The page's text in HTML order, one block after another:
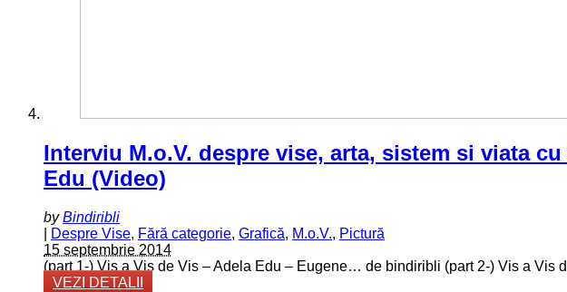
Interviu M.o.V. despre vise, arta, sistem si viata
Edu (Video)
byBindiribli
Despre Vise, Fără categorie, Grafică, M.o.V., Pictură
15 septembrie 2014
(part 1-) Vis a Vis de Vis – Adela Edu – Eugene… de bindiribli (part 2-) Vis a
VEZI DETALII